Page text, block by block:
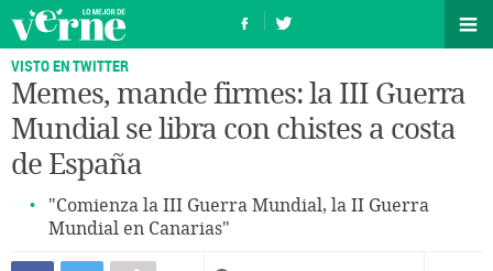
VISTO EN TWITTER
Memes, mande firmes: la III Guerra
Mundial se libra con chistes a costa
de España
"Comienza la III Guerra Mundial, la II Guerra
Mundial en Canarias"